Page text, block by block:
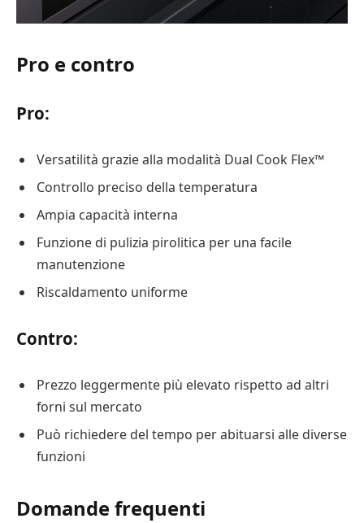
Pro e contro
Pro:
Versatilità grazie alla modalità Dual Cook Flex™
Controllo preciso della temperatura
Ampia capacità interna
Funzione di pulizia pirolitica per una facile
manutenzione
Riscaldamento uniforme
Contro:
Prezzo leggermente più elevato rispetto ad altri
forni sul mercato
Può richiedere del tempo per abituarsi alle diverse
funzioni
Domande frequenti